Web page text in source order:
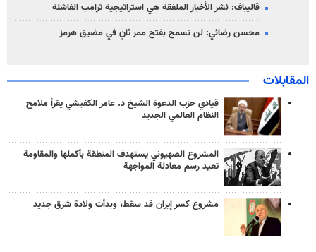
قاليباف: نشر الأخبار الملفقة هي استراتيجية ترامب الفاشلة
محسن رضائي: لن نسمح بفتح ممر ثانٍ في مضيق هرمز
المقابلات
قيادي حزب الدعوة الشيخ د. عامر الكفيشي يقرأ ملامح
النظام العالمي الجديد
المشروع الصهيوني يستهدف المنطقة بأكملها والمقاومة
تعيد رسم معادلة المواجهة
مشروع كسر إيران قد سقط، وبدأت ولادة شرق جديد